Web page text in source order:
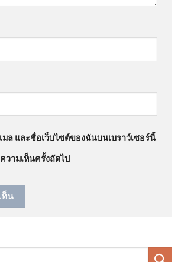
หน้าเปลี่ยนผ่านพลังงาน คาดชัดเจนใน
ว: “ห้าหมื่นทำขายกลางวัน…”
มล และชื่อเว็บไซต์ของฉันบนเบราว์เซอร์นี้
วามเห็นครั้งถัดไป